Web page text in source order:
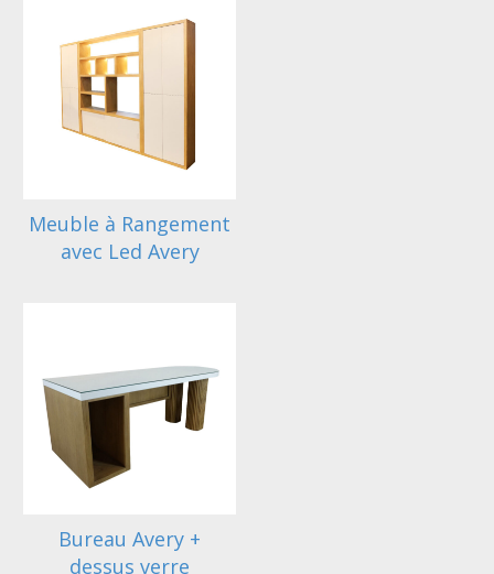
Meuble à Rangement
avec Led Avery
Bureau Avery +
dessus verre